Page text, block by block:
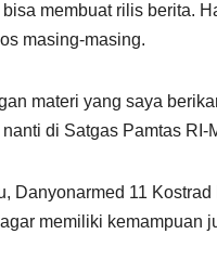
membuat rilis berita.
masing-masing.
materi yang saya
di Satgas Pamtas RI-
Danyonarmed 11
memiliki kemampuan